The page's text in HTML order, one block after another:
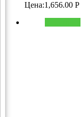
Цена:1,656.00 Р